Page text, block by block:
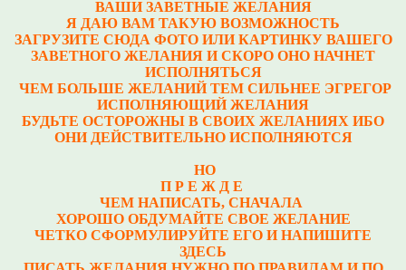
ВАШИ ЗАВЕТНЫЕ ЖЕЛАНИЯ
Я ДАЮ ВАМ ТАКУЮ ВОЗМОЖНОСТЬ
ЗАГРУЗИТЕ СЮДА ФОТО ИЛИ КАРТИНКУ ВАШЕГО
ЗАВЕТНОГО ЖЕЛАНИЯ И СКОРО ОНО НАЧНЕТ
ИСПОЛНЯТЬСЯ
ЧЕМ БОЛЬШЕ ЖЕЛАНИЙ ТЕМ СИЛЬНЕЕ ЭГРЕГОР
ИСПОЛНЯЮЩИЙ ЖЕЛАНИЯ
БУДЬТЕ ОСТОРОЖНЫ В СВОИХ ЖЕЛАНИЯХ ИБО
ОНИ ДЕЙСТВИТЕЛЬНО ИСПОЛНЯЮТСЯ
НО
П Р Е Ж Д Е
ЧЕМ НАПИСАТЬ, СНАЧАЛА
ХОРОШО ОБДУМАЙТЕ СВОЕ ЖЕЛАНИЕ
ЧЕТКО СФОРМУЛИРУЙТЕ ЕГО И НАПИШИТЕ
ЗДЕСЬ